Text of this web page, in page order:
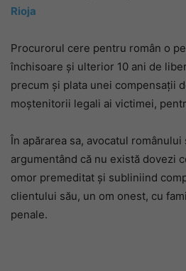
Rioja
Procurorul cere pentru român o
închisoare și ulterior 10 ani de
precum și plata unei compensații
moștenitorii legali ai victimei,
În apărarea sa, avocatul
argumentând că nu există dovezi
omor premeditat și subliniind
clientului său, un om onest, cu
penale.